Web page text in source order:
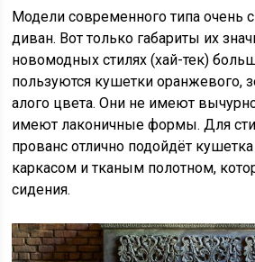
Модели современного типа очень
диван. Вот только габариты их
новомодных стилях (хай-тек)
пользуются кушетки оранжевого,
алого цвета. Они не имеют
имеют лаконичные формы. Для
прованс отлично подойдёт
каркасом и тканым полотном,
сидения.